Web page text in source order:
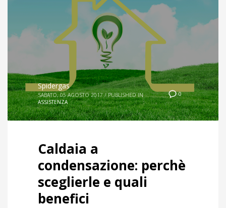
0
Spidergas
SABATO, 05 AGOSTO 2017 / PUBLISHED IN
ASSISTENZA
Caldaia a
condensazione: perchè
sceglierle e quali
benefici